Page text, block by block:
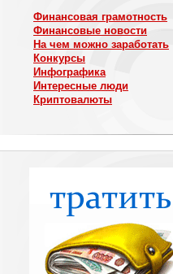
Финансовая грамотность
Финансовые новости
На чем можно заработать
Конкурсы
Инфографика
Интересные люди
Криптовалюты